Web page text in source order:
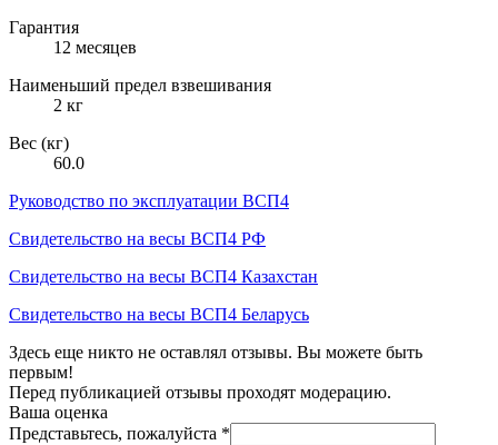
Гарантия
12 месяцев
Наименьший предел взвешивания
2 кг
Вес (кг)
60.0
Руководство по эксплуатации ВСП4
Свидетельство на весы ВСП4 РФ
Свидетельство на весы ВСП4 Казахстан
Свидетельство на весы ВСП4 Беларусь
Здесь еще никто не оставлял отзывы. Вы можете быть
первым!
Перед публикацией отзывы проходят модерацию.
Ваша оценка
Представьтесь, пожалуйста *